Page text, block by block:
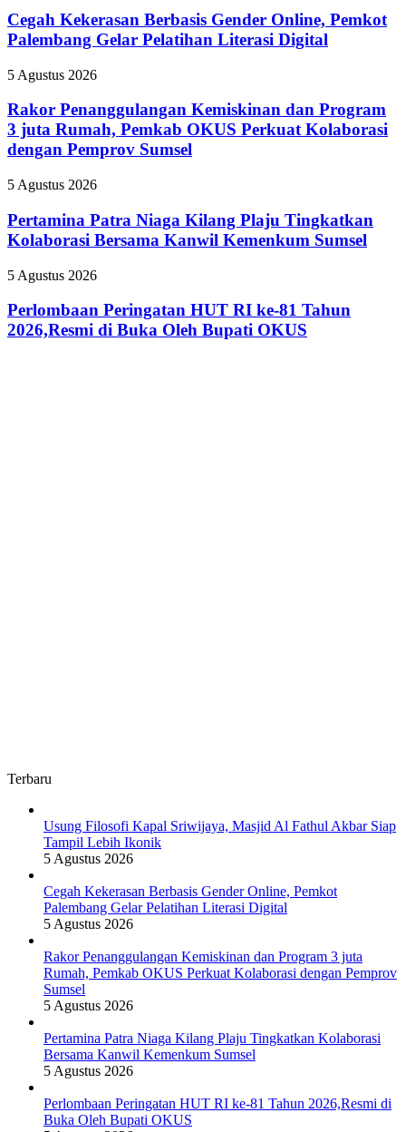
Siap
Tampil
Ikonik
Berbasis
Gender
Online,
Palembang
Pelatihan
Literasi
Digital
Cegah Kekerasan Berbasis Gender Online, Pemkot
Palembang Gelar Pelatihan Literasi Digital
Rakor
Kemiskinan
dan
Program
3
Rumah,
OKUS
Perkuat
dengan
Pemprov
Sumsel
5 Agustus 2026
Rakor Penanggulangan Kemiskinan dan Program
3 juta Rumah, Pemkab OKUS Perkuat Kolaborasi
dengan Pemprov Sumsel
Pertamina
Niaga
Kilang
Plaju
Kolaborasi
Kanwil
Kemenkum
5 Agustus 2026
Pertamina Patra Niaga Kilang Plaju Tingkatkan
Kolaborasi Bersama Kanwil Kemenkum Sumsel
Perlombaan
HUT
RI
ke-
5 Agustus 2026
Perlombaan Peringatan HUT RI ke-81 Tahun
2026,Resmi di Buka Oleh Bupati OKUS
Terbaru
Usung Filosofi Kapal Sriwijaya, Masjid Al Fathul Akbar Siap
Tampil Lebih Ikonik
5 Agustus 2026
Cegah Kekerasan Berbasis Gender Online, Pemkot
Palembang Gelar Pelatihan Literasi Digital
5 Agustus 2026
Rakor Penanggulangan Kemiskinan dan Program 3 juta
Rumah, Pemkab OKUS Perkuat Kolaborasi dengan Pemprov
Sumsel
5 Agustus 2026
Pertamina Patra Niaga Kilang Plaju Tingkatkan Kolaborasi
Bersama Kanwil Kemenkum Sumsel
5 Agustus 2026
Perlombaan Peringatan HUT RI ke-81 Tahun 2026,Resmi di
Buka Oleh Bupati OKUS